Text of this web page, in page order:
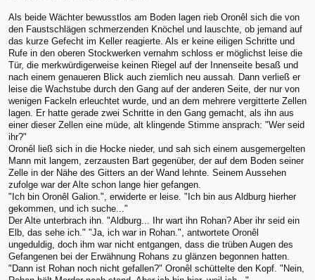
Als beide Wächter bewusstlos am Boden lagen rieb Oronêl sich die von
den Faustschlägen schmerzenden Knöchel und lauschte, ob jemand auf
das kurze Gefecht im Keller reagierte. Als er keine eiligen Schritte und
Rufe in den oberen Stockwerken vernahm schloss er möglichst leise die
Tür, die merkwürdigerweise keinen Riegel auf der Innenseite besaß und
nach einem genaueren Blick auch ziemlich neu aussah. Dann verließ er
leise die Wachstube durch den Gang auf der anderen Seite, der nur von
wenigen Fackeln erleuchtet wurde, und an dem mehrere vergitterte Zellen
lagen. Er hatte gerade zwei Schritte in den Gang gemacht, als ihn aus
einer dieser Zellen eine müde, alt klingende Stimme ansprach: "Wer seid
ihr?"
Oronêl ließ sich in die Hocke nieder, und sah sich einem ausgemergelten
Mann mit langem, zerzausten Bart gegenüber, der auf dem Boden seiner
Zelle in der Nähe des Gitters an der Wand lehnte. Seinem Aussehen
zufolge war der Alte schon lange hier gefangen.
"Ich bin Oronêl Galion.", erwiderte er leise. "Ich bin aus Aldburg hierher
gekommen, und ich suche..."
Der Alte unterbrach ihn. "Aldburg... Ihr wart ihn Rohan? Aber ihr seid ein
Elb, das sehe ich." "Ja, ich war in Rohan.", antwortete Oronêl
ungeduldig, doch ihm war nicht entgangen, dass die trüben Augen des
Gefangenen bei der Erwähnung Rohans zu glänzen begonnen hatten.
"Dann ist Rohan noch nicht gefallen?" Oronêl schüttelte den Kopf. "Nein,